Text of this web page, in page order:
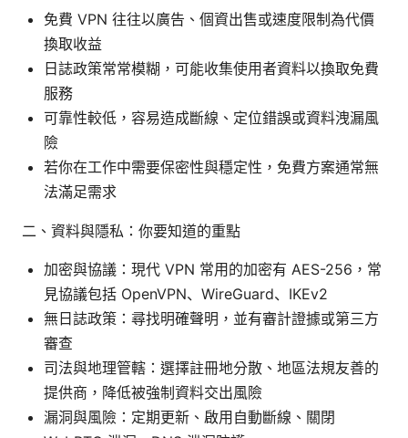
免費 VPN 往往以廣告、個資出售或速度限制為代價
換取收益
日誌政策常常模糊，可能收集使用者資料以換取免費
服務
可靠性較低，容易造成斷線、定位錯誤或資料洩漏風
險
若你在工作中需要保密性與穩定性，免費方案通常無
法滿足需求
二、資料與隱私：你要知道的重點
加密與協議：現代 VPN 常用的加密有 AES-256，常
見協議包括 OpenVPN、WireGuard、IKEv2
無日誌政策：尋找明確聲明，並有審計證據或第三方
審查
司法與地理管轄：選擇註冊地分散、地區法規友善的
提供商，降低被強制資料交出風險
漏洞與風險：定期更新、啟用自動斷線、關閉